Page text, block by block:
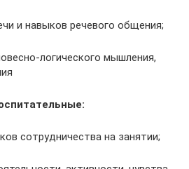
и навыков речевого общения;
логического мышления,
сотрудничества на занятии;